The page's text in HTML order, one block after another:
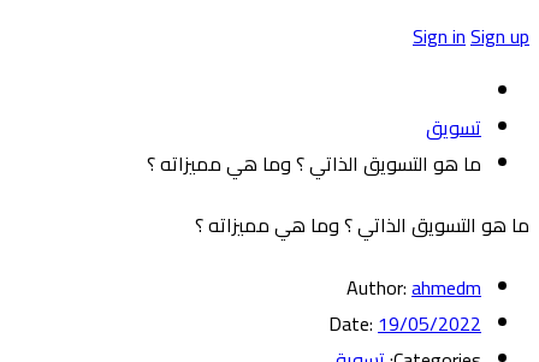
Sign inSign up
تسويق
ما هو التسويق الذاتي ؟ وما هي مميزاته ؟
ما هو التسويق الذاتي ؟ وما هي مميزاته ؟
Author:ahmedm
Date:19/05/2022